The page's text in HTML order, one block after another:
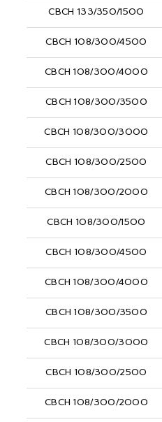
СВСН 133/350/1500
СВСН 108/300/4500
СВСН 108/300/4000
СВСН 108/300/3500
СВСН 108/300/3000
СВСН 108/300/2500
СВСН 108/300/2000
СВСН 108/300/1500
СВСН 108/300/4500
СВСН 108/300/4000
СВСН 108/300/3500
СВСН 108/300/3000
СВСН 108/300/2500
СВСН 108/300/2000